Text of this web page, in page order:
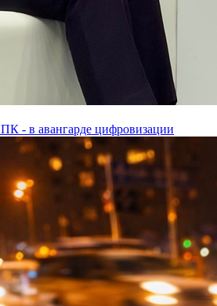
- в авангарде цифровизации